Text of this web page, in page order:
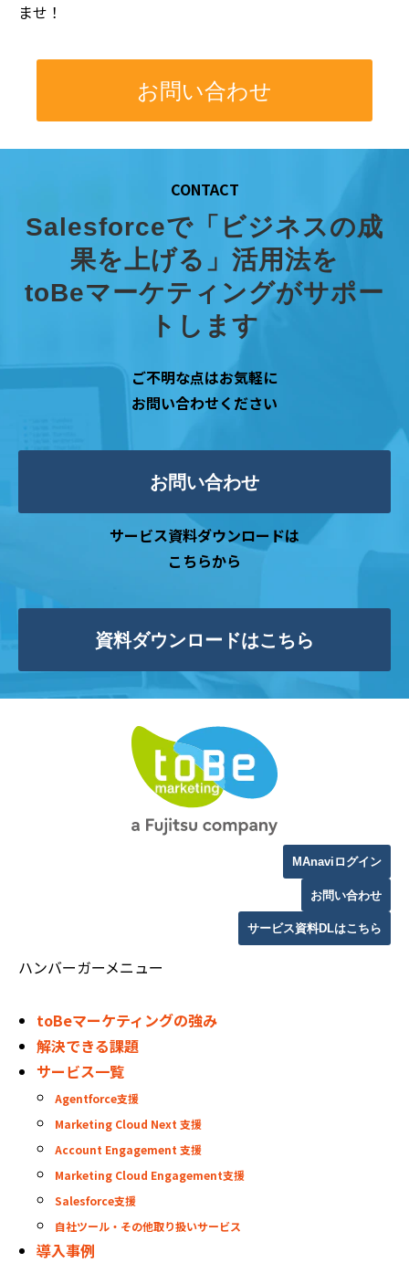
ませ！
お問い合わせ
CONTACT
Salesforceで「ビジネスの成
果を上げる」活用法を
toBeマーケティングがサポー
トします
ご不明な点はお気軽に
お問い合わせください
お問い合わせ
サービス資料ダウンロードは
こちらから
資料ダウンロードはこちら
MAnaviログイン
お問い合わせ
サービス資料DLはこちら
ハンバーガーメニュー
toBeマーケティングの強み
解決できる課題
サービス一覧
Agentforce支援
Marketing Cloud Next 支援
Account Engagement 支援
Marketing Cloud Engagement支援
Salesforce支援
自社ツール・その他取り扱いサービス
導入事例